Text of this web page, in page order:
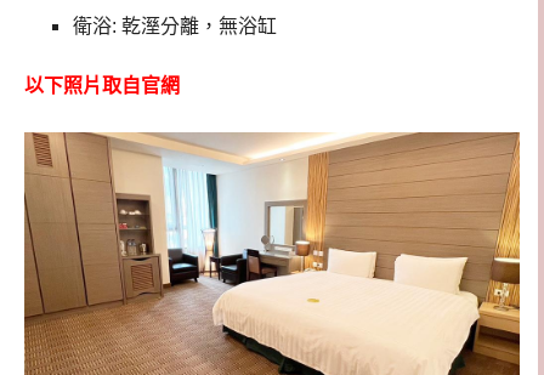
衛浴: 乾溼分離，無浴缸
以下照片取自官網